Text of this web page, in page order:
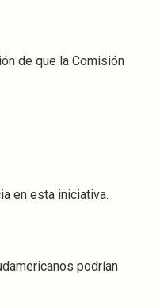
de que la Comisión
en esta iniciativa.
podrían